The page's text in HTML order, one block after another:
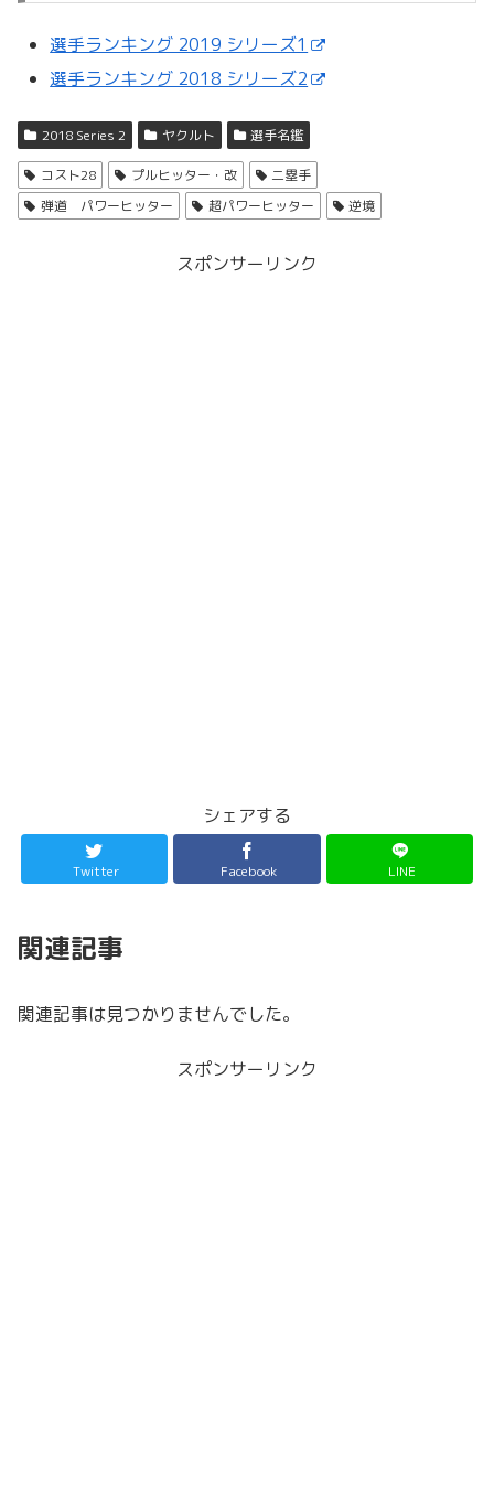
選手ランキング 2019 シリーズ1
選手ランキング 2018 シリーズ2
2018 Series 2 ヤクルト 選手名鑑
コスト28 プルヒッター・改
二塁手
弾道 パワーヒッター
超パワーヒッター 逆境
スポンサーリンク
シェアする
Twitter Facebook LINE
関連記事
関連記事は見つかりませんでした。
スポンサーリンク